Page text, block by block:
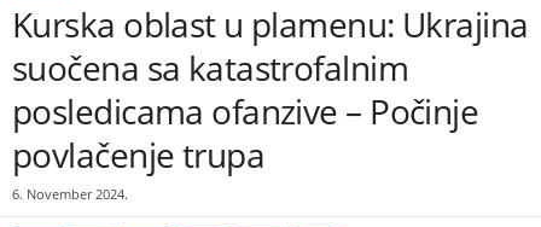
Kurska oblast u plamenu: Ukrajina
suočena sa katastrofalnim
posledicama ofanzive – Počinje
povlačenje trupa
6. November 2024.